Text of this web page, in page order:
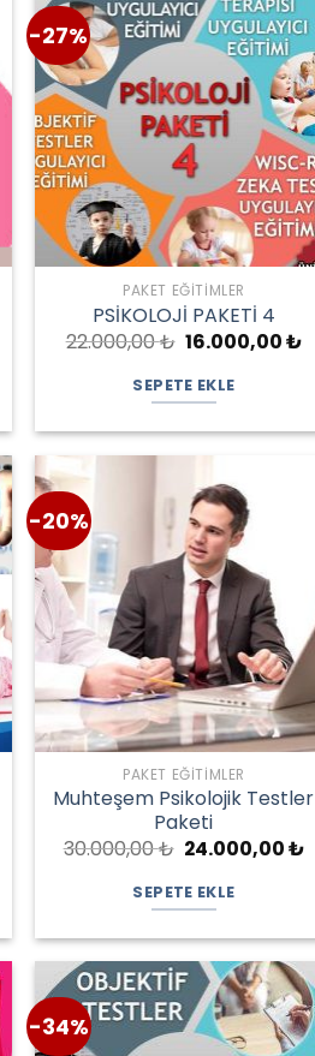
-27%
PAKET EĞITIMLER
PSİKOLOJİ PAKETİ 4
22.000,00₺ Orijinal
22.000,00 ₺.
16.000,00₺Şu
SEPETE EKLE
-20%
PAKET EĞITIMLER
Muhteşem Psikolojik Testler
Paketi
30.000,00₺ Orijinal
30.000,00 ₺.
24.000,00₺Şu
SEPETE EKLE
-34%